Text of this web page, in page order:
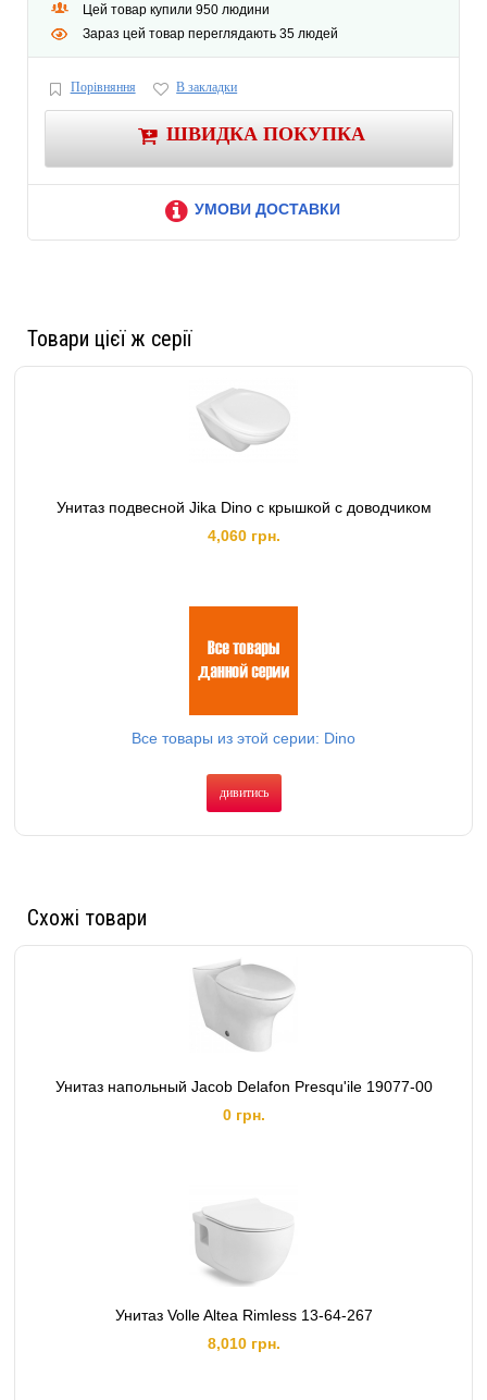
Цей товар купили 950 людини
Зараз цей товар переглядають 35 людей
Порівняння В закладки
ШВИДКА ПОКУПКА
УМОВИ ДОСТАВКИ
Товари цієї ж серії
Унитаз подвесной Jika Dino с крышкой с доводчиком
4,060 грн.
Все товары из этой серии: Dino
дивитись
Схожі товари
Унитаз напольный Jacob Delafon Presqu'ile 19077-00
0 грн.
Унитаз Volle Altea Rimless 13-64-267
8,010 грн.